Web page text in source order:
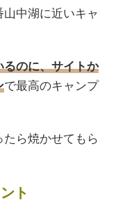
中湖に近いキャ
のに、サイトか
で最高のキャンプ
ら焼かせてもら
ト